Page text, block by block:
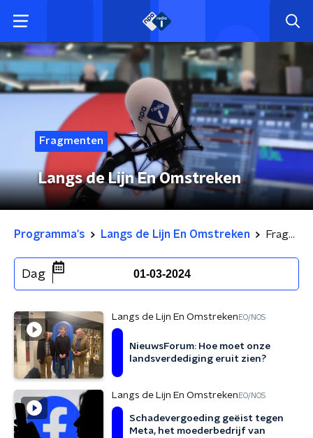
Fragmenten
Langs de Lijn En Omstreken
Programma's Langs de Lijn En Omstreken Fragmenten
Dag 01-03-2024
Langs de Lijn En Omstreken EO/NOS
NieuwsForum: Hoe moet onze
landsverdediging eruit zien?
Langs de Lijn En Omstreken EO/NOS
Schadevergoeding geëist tegen
Meta, het moederbedrijf van